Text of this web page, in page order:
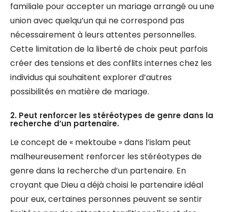
familiale pour accepter un mariage arrangé ou une
union avec quelqu’un qui ne correspond pas
nécessairement à leurs attentes personnelles.
Cette limitation de la liberté de choix peut parfois
créer des tensions et des conflits internes chez les
individus qui souhaitent explorer d’autres
possibilités en matière de mariage.
2. Peut renforcer les stéréotypes de genre dans la
recherche d’un partenaire.
Le concept de « mektoube » dans l’islam peut
malheureusement renforcer les stéréotypes de
genre dans la recherche d’un partenaire. En
croyant que Dieu a déjà choisi le partenaire idéal
pour eux, certaines personnes peuvent se sentir